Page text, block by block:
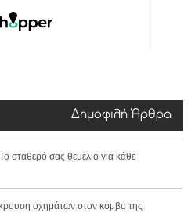
Δημοφιλή Άρθρα
σταθερό σας θεμέλιο για κάθε
οχημάτων στον κόμβο της